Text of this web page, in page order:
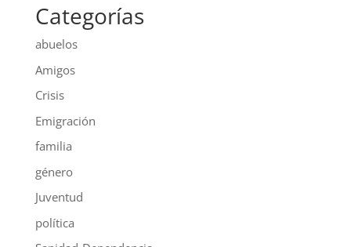
Categorías
abuelos
Amigos
Crisis
Emigración
familia
género
Juventud
política